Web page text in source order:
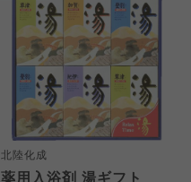
北陸化成
薬用入浴剤 湯ギフト